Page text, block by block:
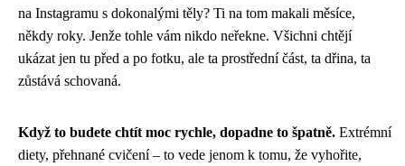
na Instagramu s dokonalými těly? Ti na tom makali měsíce,
někdy roky. Jenže tohle vám nikdo neřekne. Všichni chtějí
ukázat jen tu před a po fotku, ale ta prostřední část, ta dřina, ta
zůstává schovaná.
Když to budete chtít moc rychle, dopadne to špatně. Extrémní
diety, přehnané cvičení – to vede jenom k tomu, že vyhořite,